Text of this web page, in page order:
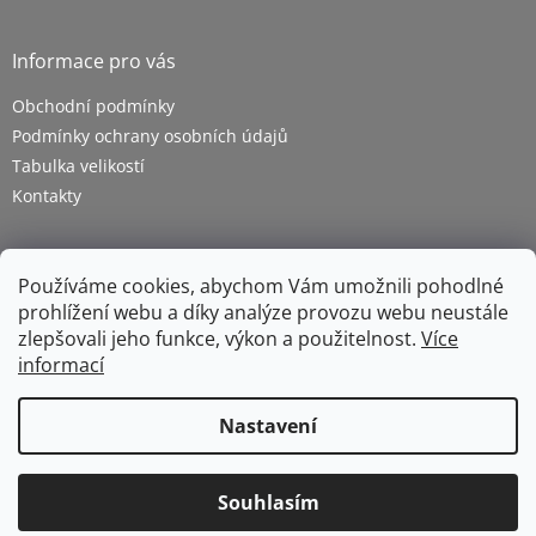
Používáme cookies, abychom Vám umožnili pohodlné
prohlížení webu a díky analýze provozu webu neustále
zlepšovali jeho funkce, výkon a použitelnost. Více
informací
Nastavení
Souhlasím
Informace pro vás
Obchodní podmínky
Podmínky ochrany osobních údajů
Tabulka velikostí
Kontakty
Copyright 2026ZETRA - pracovní oděvy s.r.o.. Všechna
práva vyhrazena.Upravit nastavení cookies